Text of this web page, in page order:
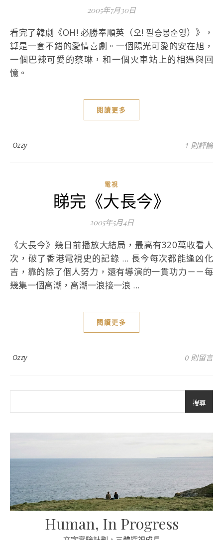
2005年7月30日
看完了韓劇《OH! 必勝奉順英（오! 필승봉순영）》，
算是一套不錯的愛情喜劇。一個陽光可愛的安在旭，
一個巴辣可愛的蔡琳，和一個火車站上的相遇與回
憶。
閱讀更多
Ozzy 1 則評論
電視
睇完《大長今》
2005年5月4日
《大長今》幾日前播放大結局，最高有320萬收看人
次，破了香港電視史的記錄 ... 長今每次都能逢凶化
吉，靠的除了個人努力，還有導演的一貫功力－－每
幾集一個高潮，高潮一浪接一浪 ...
閱讀更多
Ozzy 0 則留言
搜尋
Human, In Progress